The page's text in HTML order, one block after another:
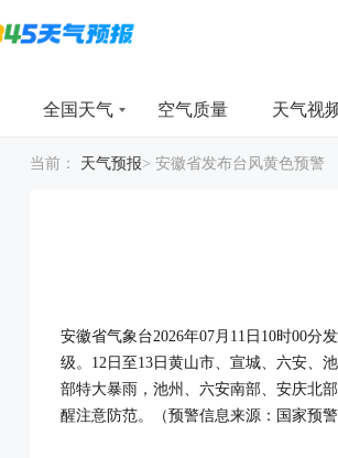
全国天气 空气质量 天气视
当前： 天气预报> 安徽省发布台风黄色预警
安徽省气象台2026年07月11日10时00分
级。12日至13日黄山市、宣城、六安、
部特大暴雨，池州、六安南部、安庆北
醒注意防范。（预警信息来源：国家预警